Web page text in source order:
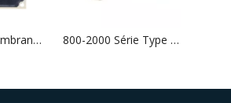
Plaque de membrane de type en caoutchouc d'alimentation en bas du centre 800-2000 Série Type de caoutchouc Plaque membranaire - Flux centrale